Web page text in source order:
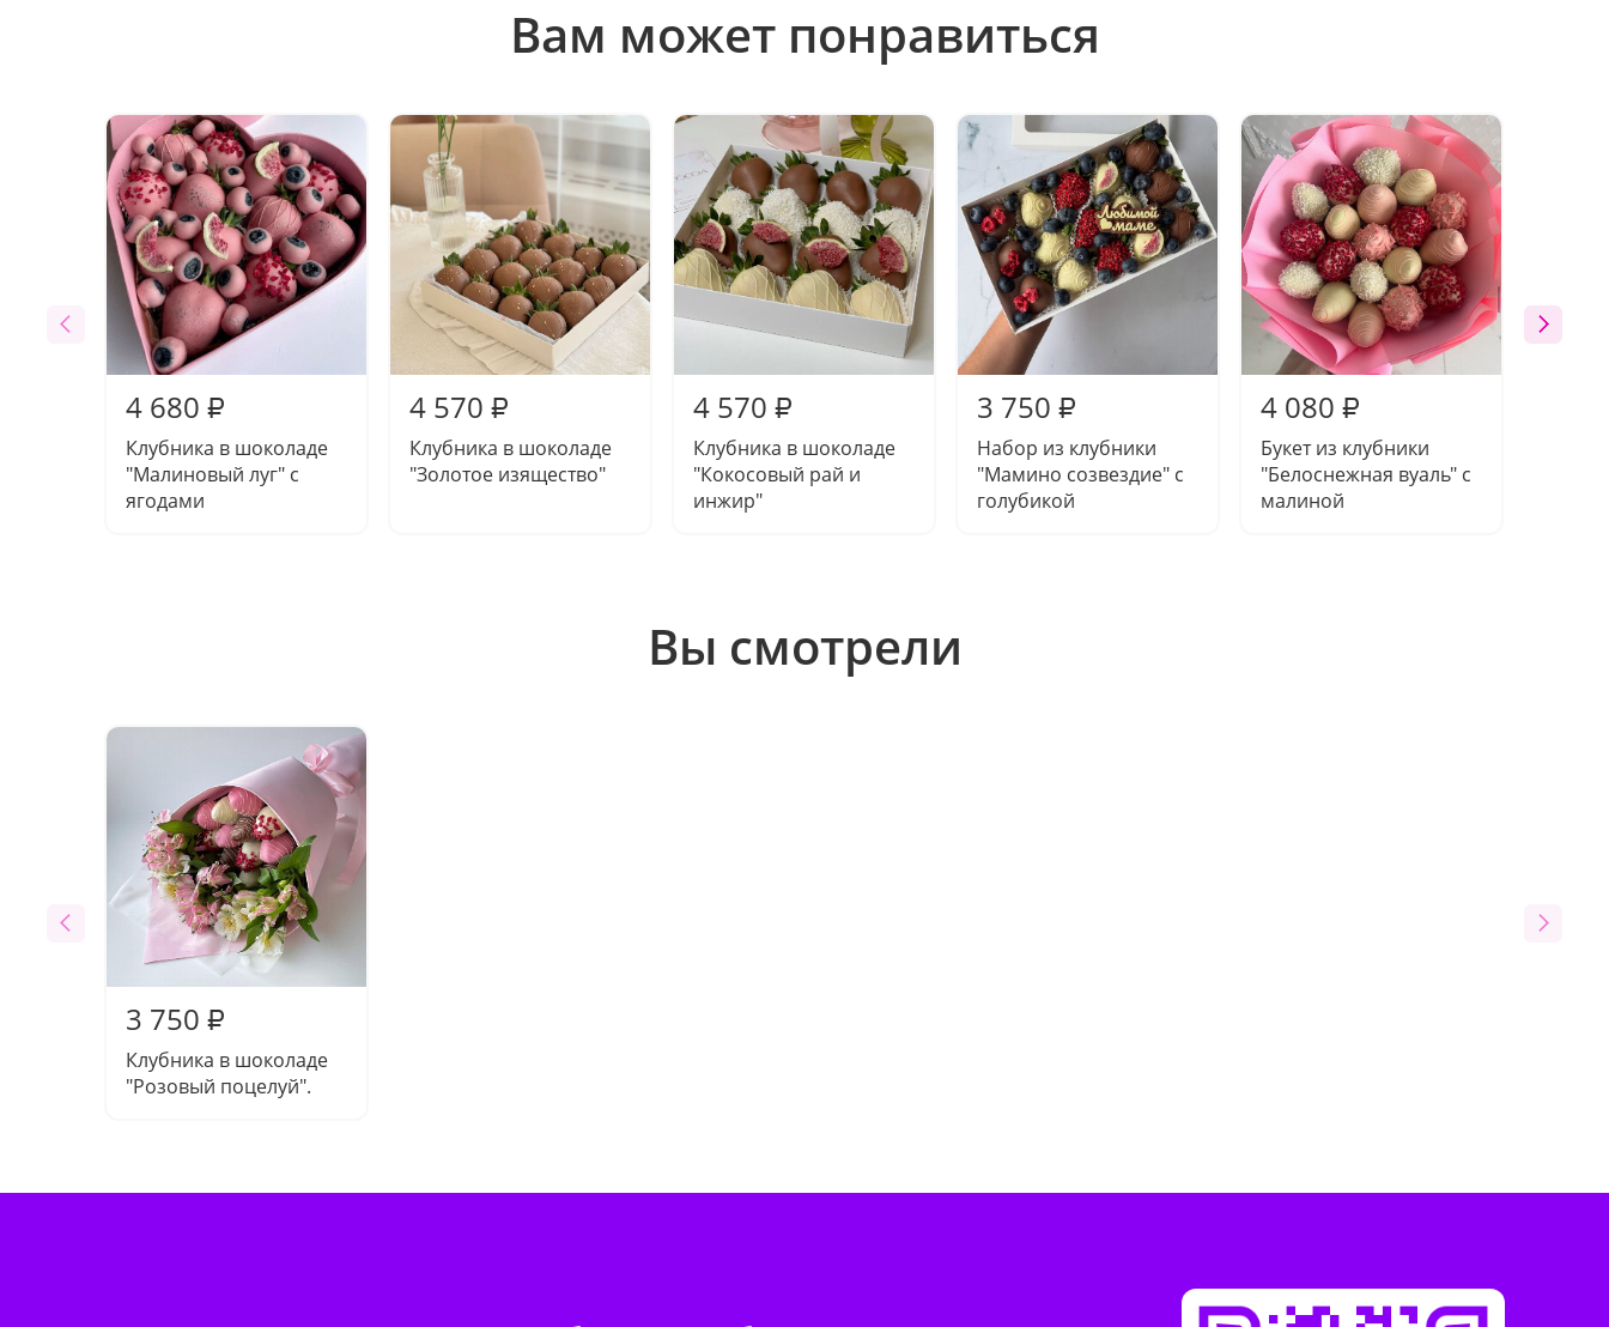
Вам может понравиться
4 680 ₽
Клубника в шоколаде
"Малиновый луг" с
ягодами
4 570 ₽
Клубника в шоколаде
"Золотое изящество"
4 570 ₽
Клубника в шоколаде
"Кокосовый рай и
инжир"
3 750 ₽
Набор из клубники
"Мамино созвездие" с
голубикой
4 080 ₽
Букет из клубники
"Белоснежная вуаль" с
малиной
Вы смотрели
3 750 ₽
Клубника в шоколаде
"Розовый поцелуй".